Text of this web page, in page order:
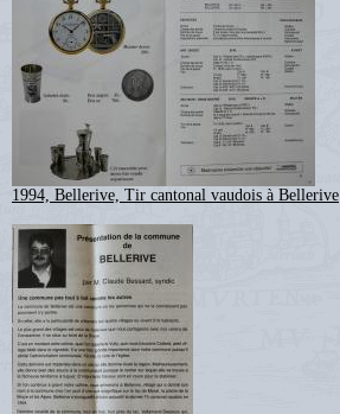
1994, Bellerive, Tir cantonal vaudois à Bellerive